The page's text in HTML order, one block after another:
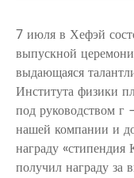
7 июля в Хефэй
выпускной
выдающаяся
Института физики
под руководством г
нашей компании и
награду
получил награду за